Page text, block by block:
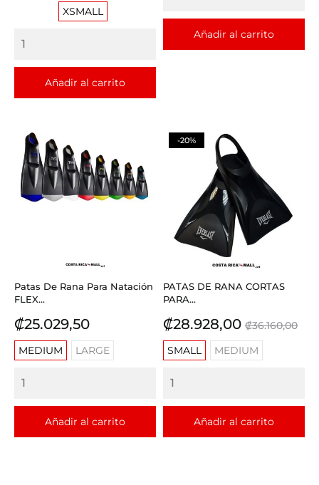
XSMALL
Añadir al carrito
Añadir al carrito
Patas De Rana Para Natación
FLEX...
Precio
₡25.029,50
MEDIUM LARGE
Añadir al carrito
PATAS DE RANA CORTAS
PARA...
Precio
₡28.928,00 Precio
base
₡36.160,00
SMALL
MEDIUM
Añadir al carrito
-20%